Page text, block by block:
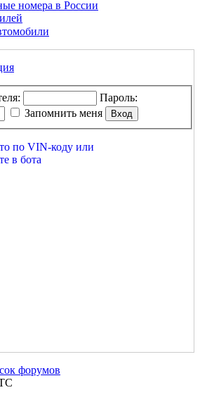
номера в России
Пароль:
Запомнить меня
форумов